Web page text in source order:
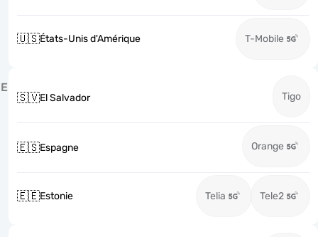
🇺🇸États-Unis d'Amérique T-Mobile
E
🇸🇻El Salvador Tigo
🇪🇸Espagne Orange
🇪🇪Estonie Telia Tele2